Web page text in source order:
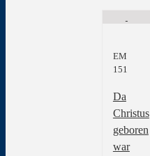
Die
Optionen
auf
der
gewählt
werden
EM
151
Da
Christus
geboren
war